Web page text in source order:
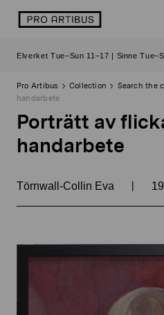
logo
Elverket Tue–Sun 11–17 | Sinne
Pro Artibus Collection Search the
handarbete
Porträtt av
handarbete
Törnwall-Collin Eva |